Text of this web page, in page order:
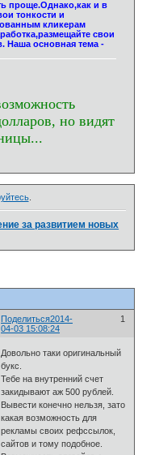
проще.Однако,как и в
тонкости и
кликерам
свои
Наша основная тема -
но видят
.
за развитием новых
Поделиться 1
2014-
04-03 15:08:24
Довольно таки оригинальный
букс.
Тебе на внутренний счет
закидывают аж 500 рублей.
Вывести конечно нельзя, зато
какая возможность для
рекламы своих рефссылок,
сайтов и тому подобное.